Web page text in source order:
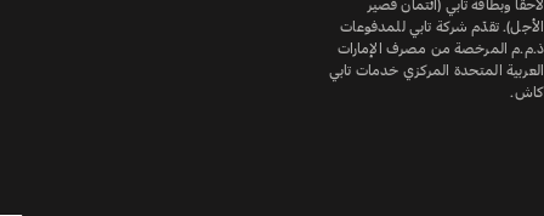
لاحقًا وبطاقة تابي (ائتمان قصير
الأجل). تقدّم شركة تابي للمدفوعات
ذ.م.م المرخصة من مصرف الإمارات
العربية المتحدة المركزي خدمات تابي
كاش.